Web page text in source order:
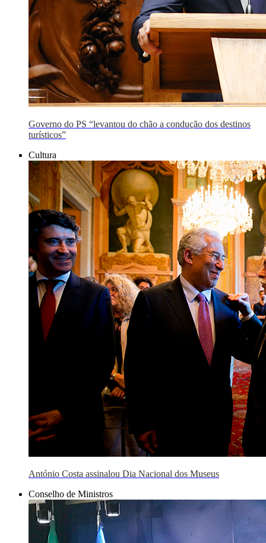
Governo do PS “levantou do chão a condução dos destinos
turísticos”
Cultura
António Costa assinalou Dia Nacional dos Museus
Conselho de Ministros